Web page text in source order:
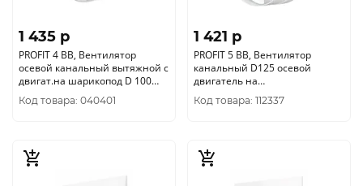
1 435 p
PROFIT 4 BB, Вентилятор
осевой канальный вытяжной c
двигат.на шарикопод D 100
ЭРА уп.36/1шт.
Код товара: 040401
1 421 p
PROFIT 5 BB, Вентилятор
канальный D125 осевой
двигатель на
шарикоподшипниках BB ERA
уп.18/1шт.
Код товара: 112337